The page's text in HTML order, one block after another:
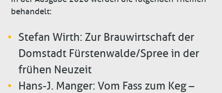
behandelt:
Stefan Wirth: Zur Brauwirtschaft der
Domstadt Fürstenwalde/Spree in der
frühen Neuzeit
Hans-J. Manger: Vom Fass zum Keg –